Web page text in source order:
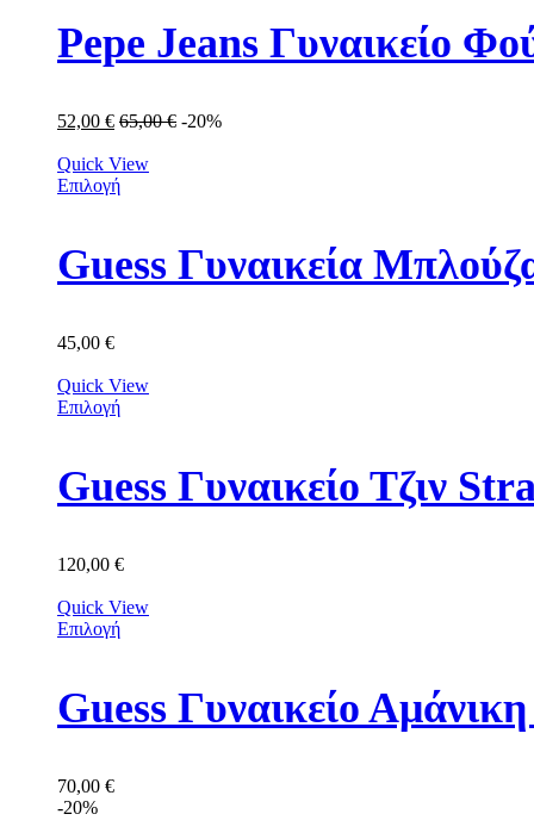
Pepe Jeans Γυναικείο
52,00 € 65,00€ -20%
Quick View
Επιλογή
Guess Γυναικεία
45,00 €
Quick View
Επιλογή
Guess Γυναικείο Τζιν
120,00 €
Quick View
Επιλογή
Guess Γυναικείο
70,00 €
-20%